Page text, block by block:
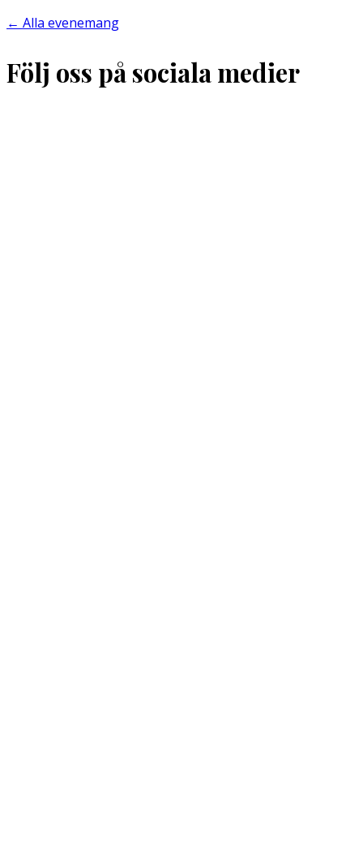
← Alla evenemang
Följ oss på sociala medier